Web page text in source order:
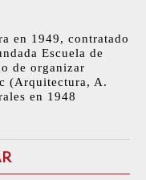
en 1949, contratado
Escuela de
de organizar
(Arquitectura, A.
en 1948